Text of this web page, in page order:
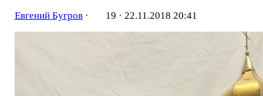
Евгений Бугров· 19 · 22.11.2018 20:41